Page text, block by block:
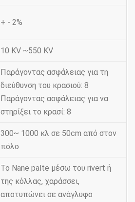
+ - 2%
10 KV ~550 KV
Παράγοντας ασφάλειας για τη
διεύθυνση του κρασιού: 8
Παράγοντας ασφάλειας για να
στηρίξει το κρασί: 8
300~ 1000 κλ σε 50cm από στον
πόλο
Το Nane palte μέσω του rivert ή
της κόλλας, χαράσσει,
αποτυπώνει σε ανάγλυφο